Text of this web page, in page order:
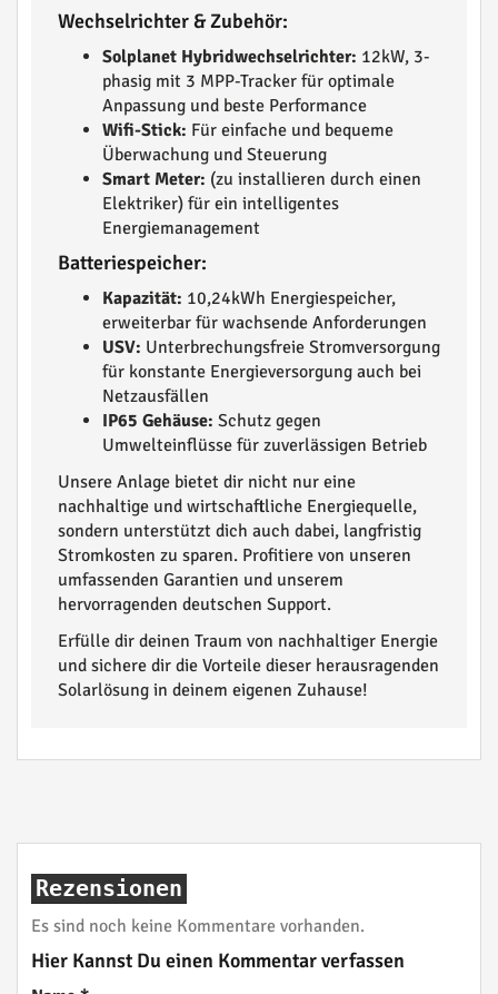
Wechselrichter & Zubehör:
Solplanet Hybridwechselrichter: 12kW, 3-
phasig mit 3 MPP-Tracker für optimale
Anpassung und beste Performance
Wifi-Stick: Für einfache und bequeme
Überwachung und Steuerung
Smart Meter: (zu installieren durch einen
Elektriker) für ein intelligentes
Energiemanagement
Batteriespeicher:
Kapazität: 10,24kWh Energiespeicher,
erweiterbar für wachsende Anforderungen
USV: Unterbrechungsfreie Stromversorgung
für konstante Energieversorgung auch bei
Netzausfällen
IP65 Gehäuse: Schutz gegen
Umwelteinflüsse für zuverlässigen Betrieb
Unsere Anlage bietet dir nicht nur eine
nachhaltige und wirtschaftliche Energiequelle,
sondern unterstützt dich auch dabei, langfristig
Stromkosten zu sparen. Profitiere von unseren
umfassenden Garantien und unserem
hervorragenden deutschen Support.
Erfülle dir deinen Traum von nachhaltiger Energie
und sichere dir die Vorteile dieser herausragenden
Solarlösung in deinem eigenen Zuhause!
Rezensionen
Es sind noch keine Kommentare vorhanden.
Hier Kannst Du einen Kommentar verfassen